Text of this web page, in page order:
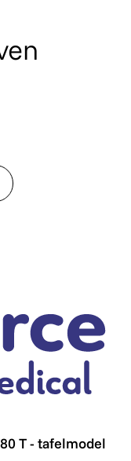
T - tafelmodel
T - tafelmodel